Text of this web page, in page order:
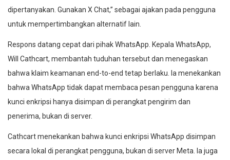
dipertanyakan. Gunakan X Chat,” sebagai ajakan pada pengguna
untuk mempertimbangkan alternatif lain.
Respons datang cepat dari pihak WhatsApp. Kepala WhatsApp,
Will Cathcart, membantah tuduhan tersebut dan menegaskan
bahwa klaim keamanan end-to-end tetap berlaku. Ia menekankan
bahwa WhatsApp tidak dapat membaca pesan pengguna karena
kunci enkripsi hanya disimpan di perangkat pengirim dan
penerima, bukan di server.
Cathcart menekankan bahwa kunci enkripsi WhatsApp disimpan
secara lokal di perangkat pengguna, bukan di server Meta. Ia juga